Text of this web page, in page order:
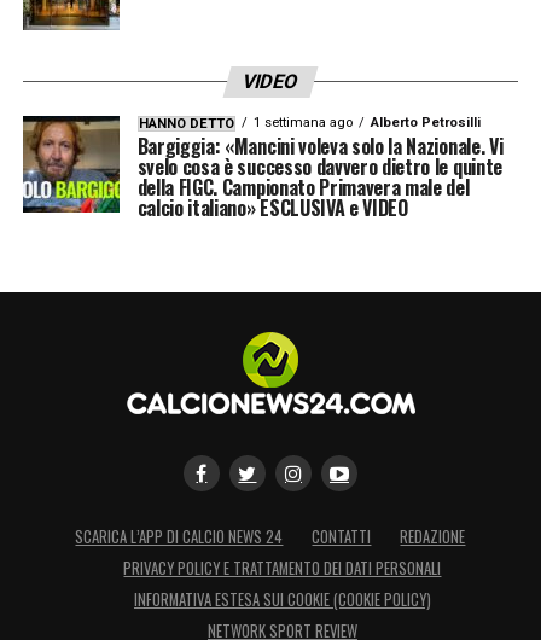
VIDEO
HANNO DETTO 1 settimana ago Alberto Petrosilli
Bargiggia: «Mancini voleva solo la Nazionale. Vi
svelo cosa è successo davvero dietro le quinte
della FIGC. Campionato Primavera male del
calcio italiano» ESCLUSIVA e VIDEO
SCARICA L’APP DI CALCIO NEWS 24 CONTATTI
REDAZIONE
PRIVACY POLICY E TRATTAMENTO DEI DATI PERSONALI
INFORMATIVA ESTESA SUI COOKIE (COOKIE POLICY)
NETWORK SPORT REVIEW